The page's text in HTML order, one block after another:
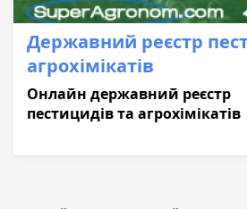
Державний реєстр
агрохімікатів
Онлайн державний реєстр
пестицидів та агрохімікатів